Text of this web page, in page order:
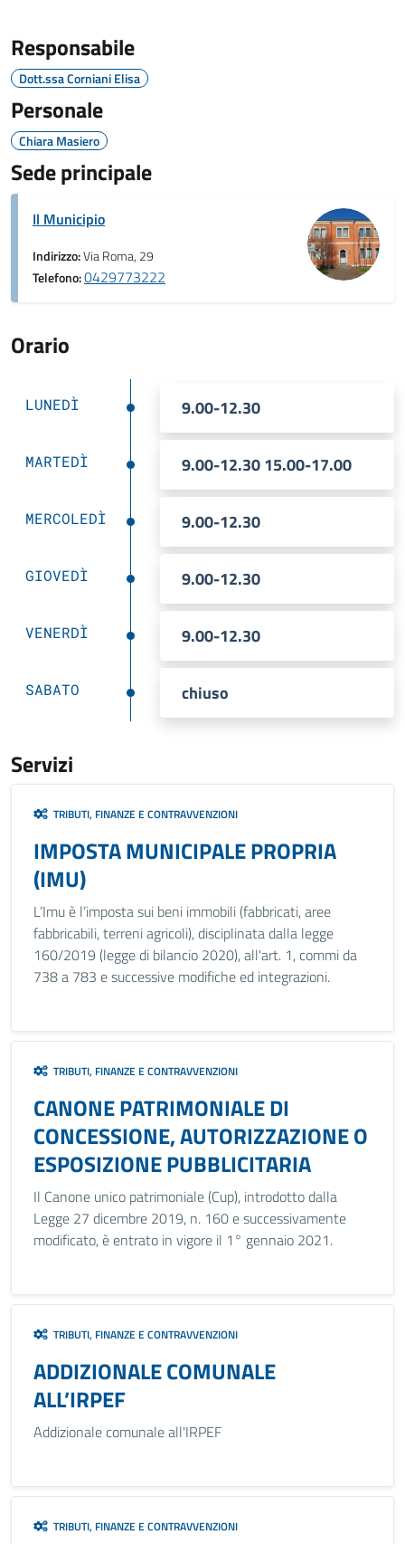
Responsabile
Dott.ssa Corniani Elisa
Personale
Chiara Masiero
Sede principale
Il Municipio
Indirizzo:Via Roma, 29
Telefono:0429773222
Orario
LUNEDÌ 9.00-12.30
MARTEDÌ 9.00-12.30 15.00-17.00
MERCOLEDÌ 9.00-12.30
GIOVEDÌ 9.00-12.30
VENERDÌ 9.00-12.30
SABATO chiuso
Servizi
TRIBUTI, FINANZE E CONTRAVVENZIONI
IMPOSTA MUNICIPALE PROPRIA
(IMU)
L’Imu è l’imposta sui beni immobili (fabbricati, aree
fabbricabili, terreni agricoli), disciplinata dalla legge
160/2019 (legge di bilancio 2020), all'art. 1, commi da
738 a 783 e successive modifiche ed integrazioni.
TRIBUTI, FINANZE E CONTRAVVENZIONI
CANONE PATRIMONIALE DI
CONCESSIONE, AUTORIZZAZIONE O
ESPOSIZIONE PUBBLICITARIA
Il Canone unico patrimoniale (Cup), introdotto dalla
Legge 27 dicembre 2019, n. 160 e successivamente
modificato, è entrato in vigore il 1° gennaio 2021.
TRIBUTI, FINANZE E CONTRAVVENZIONI
ADDIZIONALE COMUNALE
ALL’IRPEF
Addizionale comunale all'IRPEF
TRIBUTI, FINANZE E CONTRAVVENZIONI